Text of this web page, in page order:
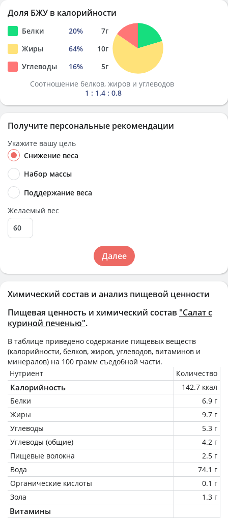
Химический состав и анализ пищевой ценности
Пищевая ценность и химический состав "Салат с
куриной печенью".
В таблице приведено содержание пищевых веществ
(калорийности, белков, жиров, углеводов, витаминов и
минералов) на 100 грамм съедобной части.
Нутриент
Количество
Калорийность
142.7 ккал
Белки
6.9 г
Жиры
9.7 г
Углеводы
5.3 г
Углеводы (общие)
4.2 г
Пищевые волокна
2.5 г
Вода
74.1 г
Органические кислоты
0.1 г
Зола
1.3 г
Витамины
Доля БЖУ в калорийности
Белки 20% 7г
Жиры
64% 10г
Углеводы
16% 5г
Соотношение белков, жиров и углеводов
1 : 1.4 : 0.8
Получите персональные рекомендации
Укажите вашу цель
Снижение веса
Набор массы
Поддержание веса
Желаемый вес
Далее